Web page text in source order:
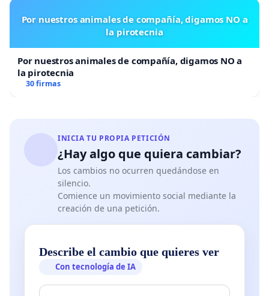
Por nuestros animales de compañía, digamos NO a
la pirotecnia
Por nuestros animales de compañía, digamos NO a
la pirotecnia
30 firmas
INICIA TU PROPIA PETICIÓN
¿Hay algo que quiera cambiar?
Los cambios no ocurren quedándose en
silencio.
Comience un movimiento social mediante la
creación de una petición.
Describe el cambio que quieres ver
Con tecnología de IA